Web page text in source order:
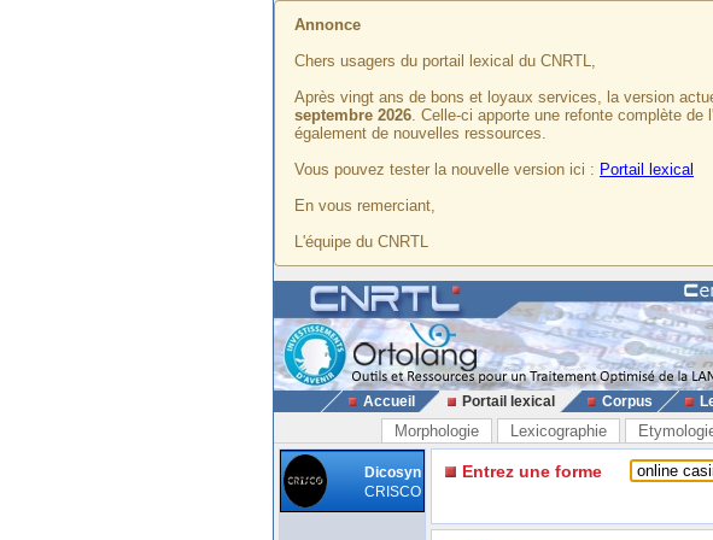
Annonce
Chers usagers du portail lexical du CNRTL,
Après vingt ans de bons et loyaux services, la version
septembre 2026. Celle-ci apporte une refonte complète
également de nouvelles ressources.
Vous pouvez tester la nouvelle version ici : Portail lexical
En vous remerciant,
L'équipe du CNRTL
Accueil Portail lexical Corpus
Morphologie Lexicographie
Dicosyn
CRISCO
Entrez une forme